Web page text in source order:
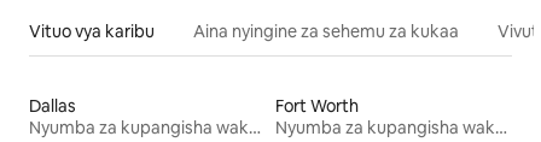
Vituo vya karibu Aina nyingine za sehemu za kukaa
Dallas
Nyumba za kupangisha wakati wa likizo
Fort Worth
Nyumba za kupangisha wakati wa likizo